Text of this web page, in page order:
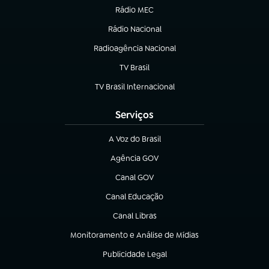
Rádio MEC
(abre em nova aba)
Rádio Nacional
Radioagência Nacional
(abre em nova aba)
TV Brasil
(abre em nova aba)
TV Brasil Internacional
(abre em nova aba)
Serviços
A Voz do Brasil
(abre em nova aba)
Agência GOV
(abre em nova aba)
Canal GOV
(abre em nova aba)
Canal Educação
(abre em nova aba)
Canal Libras
(abre em nova aba)
Monitoramento e Análise de Mídias
(abre em nova aba)
Publicidade Legal
(abre em nova aba)